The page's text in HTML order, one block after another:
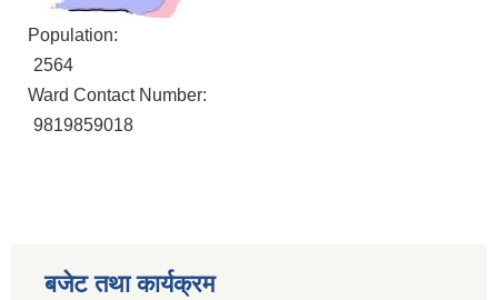
Population:
2564
Ward Contact Number:
9819859018
बजेट तथा कार्यक्रम